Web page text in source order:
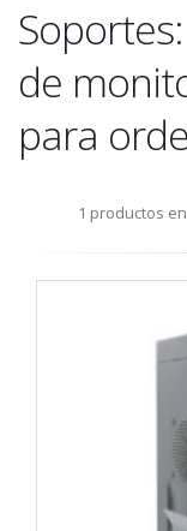
de
para
1 productos